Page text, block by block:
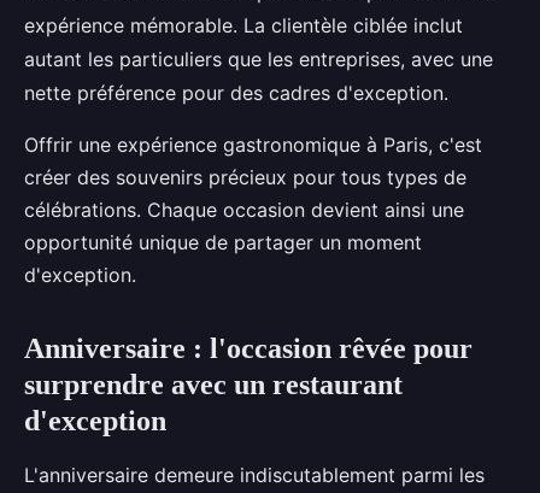
expérience mémorable. La clientèle ciblée inclut
autant les particuliers que les entreprises, avec une
nette préférence pour des cadres d'exception.
Offrir une expérience gastronomique à Paris, c'est
créer des souvenirs précieux pour tous types de
célébrations. Chaque occasion devient ainsi une
opportunité unique de partager un moment
d'exception.
Anniversaire : l'occasion rêvée pour
surprendre avec un restaurant
d'exception
L'anniversaire demeure indiscutablement parmi les